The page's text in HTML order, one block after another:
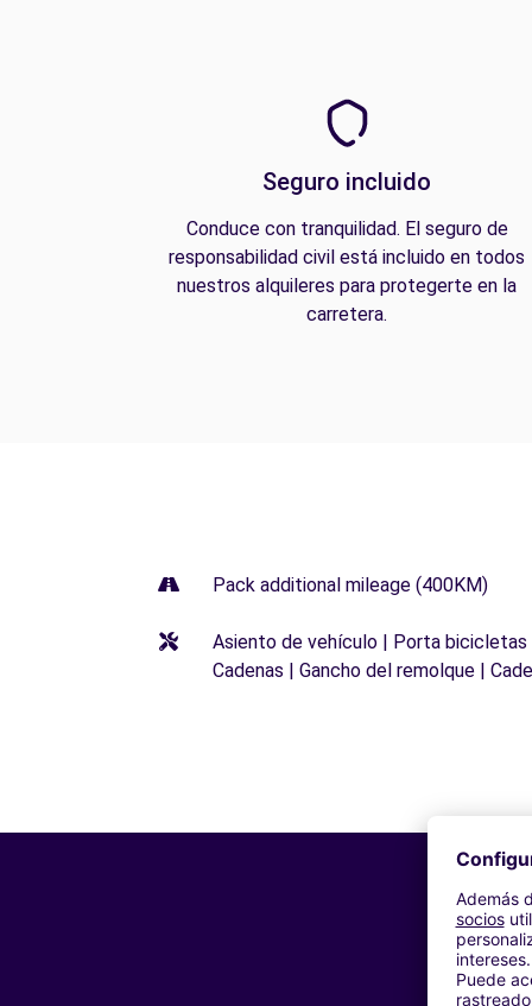
Seguro incluido
Conduce con tranquilidad. El seguro de
responsabilidad civil está incluido en todos
nuestros alquileres para protegerte en la
carretera.
Pack additional mileage (400KM)
Asiento de vehículo | Porta bicicletas
Cadenas | Gancho del remolque |